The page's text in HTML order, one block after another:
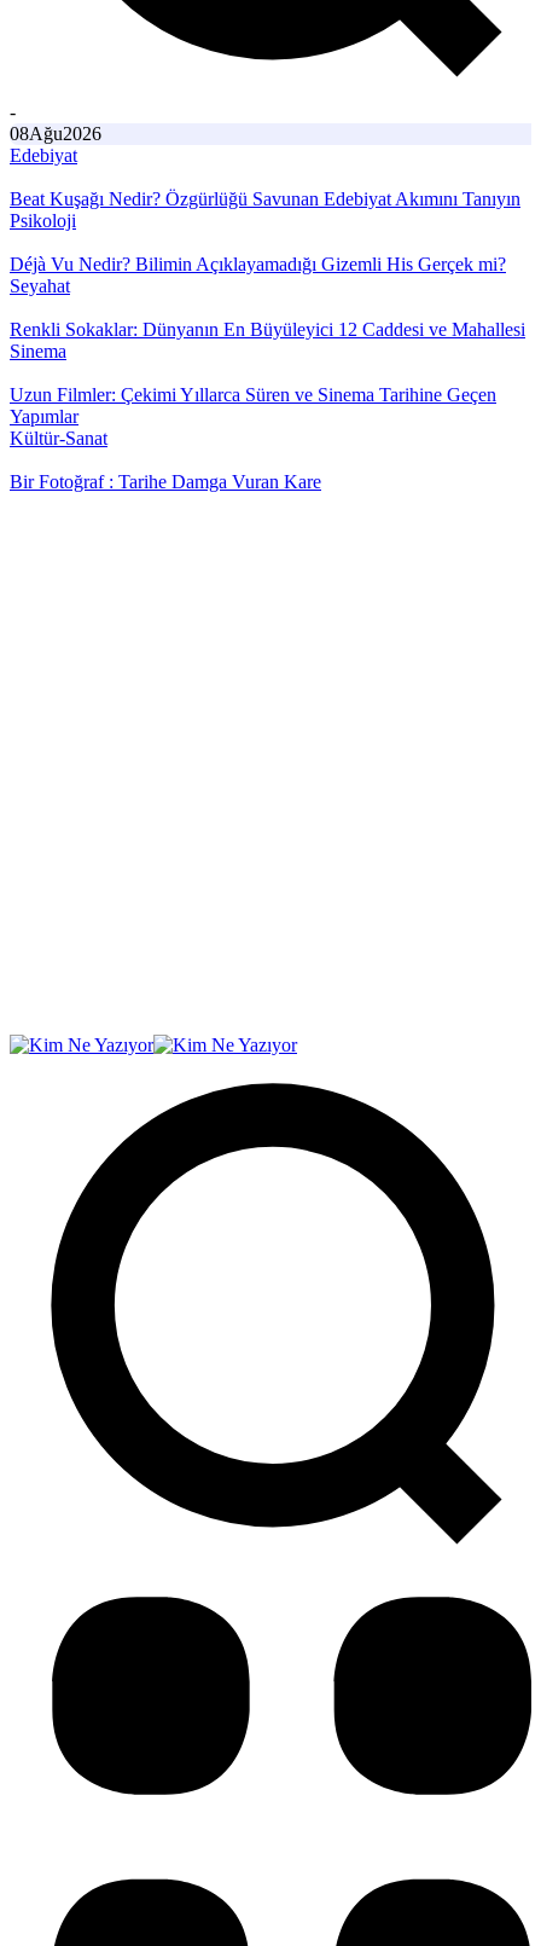
-
08Ağu2026
Edebiyat
Beat Kuşağı Nedir? Özgürlüğü Savunan Edebiyat Akımını Tanıyın
Psikoloji
Déjà Vu Nedir? Bilimin Açıklayamadığı Gizemli His Gerçek mi?
Seyahat
Renkli Sokaklar: Dünyanın En Büyüleyici 12 Caddesi ve Mahallesi
Sinema
Uzun Filmler: Çekimi Yıllarca Süren ve Sinema Tarihine Geçen
Yapımlar
Kültür-Sanat
Bir Fotoğraf : Tarihe Damga Vuran Kare